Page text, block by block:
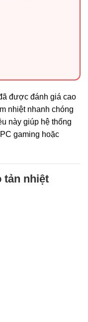
được đánh giá cao
nhiệt nhanh chóng
này giúp hệ thống
gaming hoặc
tản nhiệt